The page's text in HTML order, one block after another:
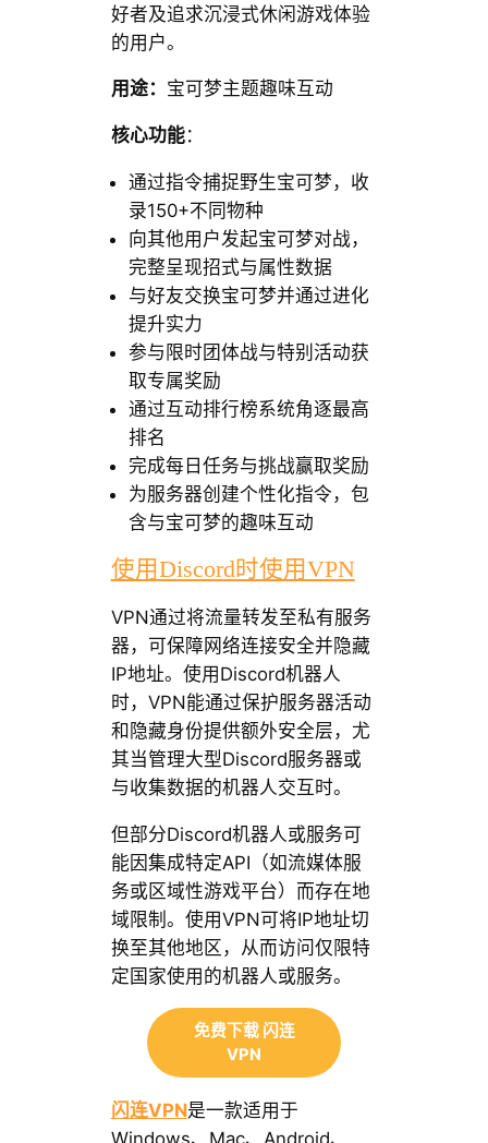
好者及追求沉浸式休闲游戏体验
的用户。
用途： 宝可梦主题趣味互动
核心功能：
通过指令捕捉野生宝可梦，收
录150+不同物种
向其他用户发起宝可梦对战，
完整呈现招式与属性数据
与好友交换宝可梦并通过进化
提升实力
参与限时团体战与特别活动获
取专属奖励
通过互动排行榜系统角逐最高
排名
完成每日任务与挑战赢取奖励
为服务器创建个性化指令，包
含与宝可梦的趣味互动
使用Discord时使用VPN
VPN通过将流量转发至私有服务
器，可保障网络连接安全并隐藏
IP地址。使用Discord机器人
时，VPN能通过保护服务器活动
和隐藏身份提供额外安全层，尤
其当管理大型Discord服务器或
与收集数据的机器人交互时。
但部分Discord机器人或服务可
能因集成特定API（如流媒体服
务或区域性游戏平台）而存在地
域限制。使用VPN可将IP地址切
换至其他地区，从而访问仅限特
定国家使用的机器人或服务。
免费下载 闪连
VPN
闪连VPN是一款适用于